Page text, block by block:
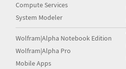
Compute Services
System Modeler
Wolfram|Alpha Notebook Edition
Wolfram|Alpha Pro
Mobile Apps